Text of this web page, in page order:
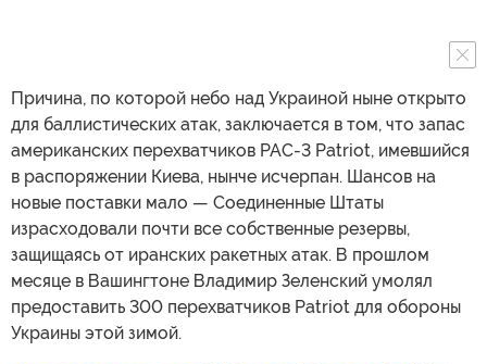
Причина, по которой небо над Украиной ныне открыто
для баллистических атак, заключается в том, что запас
американских перехватчиков PAC-3 Patriot, имевшийся
в распоряжении Киева, нынче исчерпан. Шансов на
новые поставки мало — Соединенные Штаты
израсходовали почти все собственные резервы,
защищаясь от иранских ракетных атак. В прошлом
месяце в Вашингтоне Владимир Зеленский умолял
предоставить 300 перехватчиков Patriot для обороны
Украины этой зимой.